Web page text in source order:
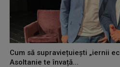
Cum să supraviețuiești „iernii
Asoltanie te învață...